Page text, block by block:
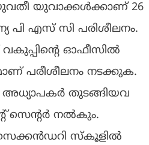
യുവാക്കൾക്കാണ് 26
പി എസ് സി പരിശീലനം.
ഓഫീസിൽ
പരീശീലനം നടക്കുക.
തുടങ്ങിയവ
സെൻ്റർ നൽകും.
സെക്കൻഡറി സ്കൂളിൽ